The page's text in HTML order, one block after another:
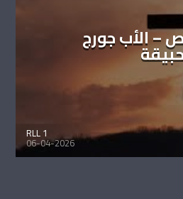
– الأب جورج
حبيقة
RLL 1
06-04-2026